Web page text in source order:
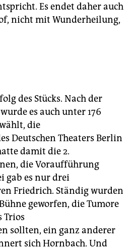
Es endet daher auch
nicht mit Wunderheilung,
des Stücks. Nach der
es auch unter 176
die
Deutschen Theaters Berlin
damit die 2.
die Voraufführung
gab es nur drei
Friedrich. Ständig wurden
geworfen, die Tumore
Trios
sollten, ein ganz anderer
sich Hornbach. Und